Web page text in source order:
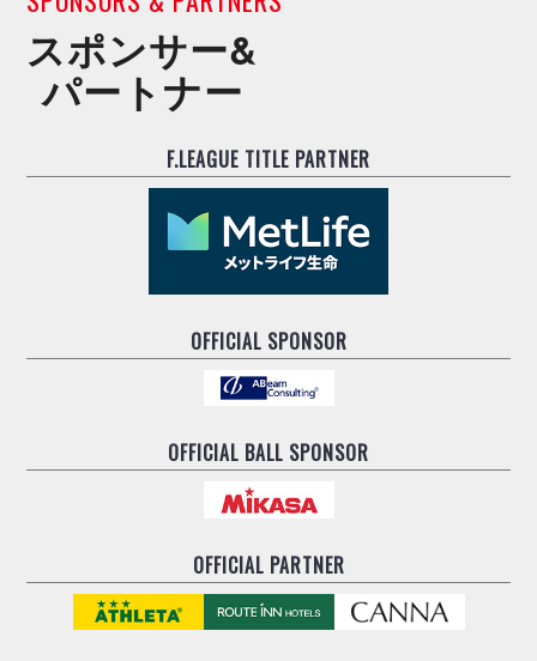
スポンサー&
パートナー
F.LEAGUE TITLE PARTNER
OFFICIAL SPONSOR
OFFICIAL BALL SPONSOR
OFFICIAL PARTNER